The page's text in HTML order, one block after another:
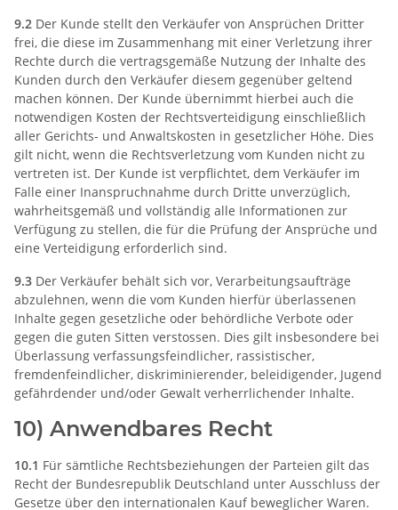
9.2 Der Kunde stellt den Verkäufer von Ansprüchen Dritter
frei, die diese im Zusammenhang mit einer Verletzung ihrer
Rechte durch die vertragsgemäße Nutzung der Inhalte des
Kunden durch den Verkäufer diesem gegenüber geltend
machen können. Der Kunde übernimmt hierbei auch die
notwendigen Kosten der Rechtsverteidigung einschließlich
aller Gerichts- und Anwaltskosten in gesetzlicher Höhe. Dies
gilt nicht, wenn die Rechtsverletzung vom Kunden nicht zu
vertreten ist. Der Kunde ist verpflichtet, dem Verkäufer im
Falle einer Inanspruchnahme durch Dritte unverzüglich,
wahrheitsgemäß und vollständig alle Informationen zur
Verfügung zu stellen, die für die Prüfung der Ansprüche und
eine Verteidigung erforderlich sind.
9.3 Der Verkäufer behält sich vor, Verarbeitungsaufträge
abzulehnen, wenn die vom Kunden hierfür überlassenen
Inhalte gegen gesetzliche oder behördliche Verbote oder
gegen die guten Sitten verstossen. Dies gilt insbesondere bei
Überlassung verfassungsfeindlicher, rassistischer,
fremdenfeindlicher, diskriminierender, beleidigender, Jugend
gefährdender und/oder Gewalt verherrlichender Inhalte.
10) Anwendbares Recht
10.1 Für sämtliche Rechtsbeziehungen der Parteien gilt das
Recht der Bundesrepublik Deutschland unter Ausschluss der
Gesetze über den internationalen Kauf beweglicher Waren.